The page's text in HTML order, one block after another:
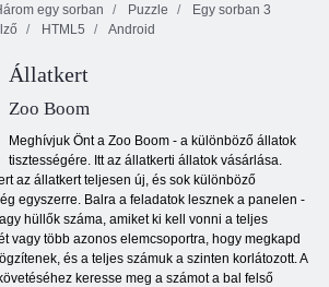
egy sorban Puzzle
Egy sorban 3
HTML5 Android
Állatkert
Zoo Boom
Meghívjuk Önt a Zoo Boom - a különböző állatok
tisztességére. Itt az állatkerti állatok vásárlása.
az állatkert teljesen új, és sok különböző
egyszerre. Balra a feladatok lesznek a panelen -
hüllők száma, amiket ki kell vonni a teljes
vagy több azonos elemcsoportra, hogy megkapd
és a teljes számuk a szinten korlátozott. A
keresse meg a számot a bal felső